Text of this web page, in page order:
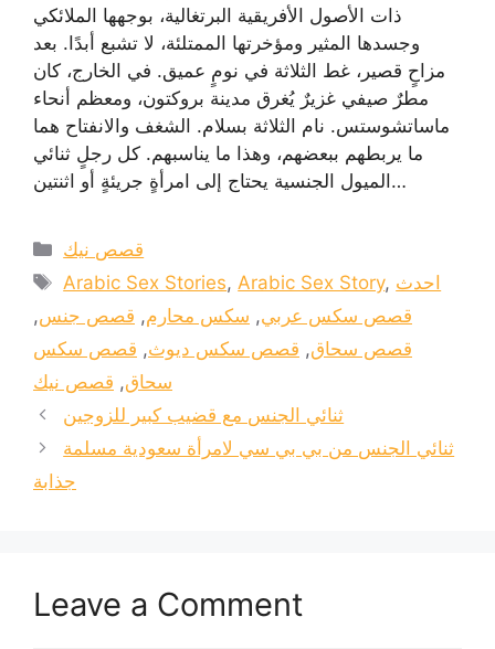
ذات الأصول الأفريقية البرتغالية، بوجهها الملائكي
وجسدها المثير ومؤخرتها الممتلئة، لا تشبع أبدًا. بعد
مزاحٍ قصير، غط الثلاثة في نومٍ عميق. في الخارج، كان
مطرٌ صيفي غزيرٌ يُغرق مدينة بروكتون، ومعظم أنحاء
ماساتشوستس. نام الثلاثة بسلام. الشغف والانفتاح هما
ما يربطهم ببعضهم، وهذا ما يناسبهم. كل رجلٍ ثنائي
الميول الجنسية يحتاج إلى امرأةٍ جريئةٍ أو اثنتين…
Categories
قصص نيك
Tags
Arabic Sex Stories, Arabic Sex Story, احدث
قصص سكس عربي, سكس محارم, قصص جنس,
قصص سحاق, قصص سكس ديوث, قصص سكس
سحاق, قصص نيك
ثنائي الجنس مع قضيب كبير للزوجين
ثنائي الجنس من بي بي سي لامرأة سعودية مسلمة
جذابة
Leave a Comment